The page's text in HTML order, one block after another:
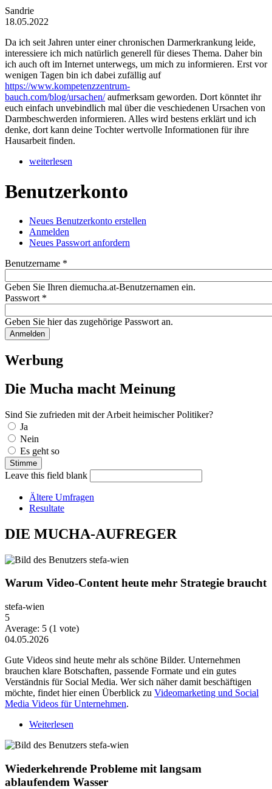
Sandrie
18.05.2022
Da ich seit Jahren unter einer chronischen Darmerkrankung leide,
interessiere ich mich natürlich generell für dieses Thema. Daher bin
ich auch oft im Internet unterwegs, um mich zu informieren. Erst vor
wenigen Tagen bin ich dabei zufällig auf
https://www.kompetenzzentrum-
bauch.com/blog/ursachen/aufmerksam geworden. Dort könntet ihr
euch einfach unvebindlich mal über die veschiedenen Ursachen von
Darmbeschwerden informieren. Alles wird bestens erklärt und ich
denke, dort kann deine Tochter wertvolle Informationen für ihre
Hausarbeit finden.
weiterlesen
Benutzerkonto
Haupt-Reiter
Neues Benutzerkonto erstellen
Anmelden
Neues Passwort anfordern
Benutzername *
Geben Sie Ihren diemucha.at-Benutzernamen ein.
Passwort *
Geben Sie hier das zugehörige Passwort an.
Werbung
Die Mucha macht Meinung
Sind Sie zufrieden mit der Arbeit heimischer Politiker?
Auswahlmöglichkeiten
Ja
Nein
Es geht so
Leave this field blank
Ältere Umfragen
Resultate
DIE MUCHA-AUFREGER
Warum Video-Content heute mehr Strategie braucht
stefa-wien
5
Average: 5 (1 vote)
04.05.2026
Gute Videos sind heute mehr als schöne Bilder. Unternehmen
brauchen klare Botschaften, passende Formate und ein gutes
Verständnis für Social Media. Wer sich näher damit beschäftigen
möchte, findet hier einen Überblick zu Videomarketing und Social
Media Videos für Unternehmen.
Weiterlesen
Wiederkehrende Probleme mit langsam
ablaufendem Wasser